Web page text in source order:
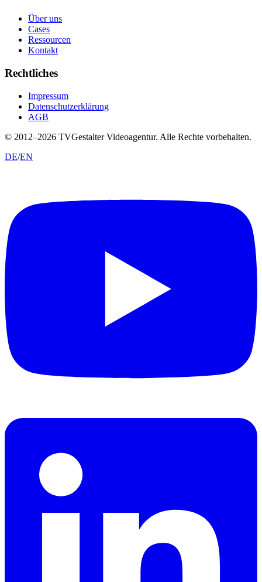
Über uns
Cases
Ressourcen
Kontakt
Rechtliches
Impressum
Datenschutzerklärung
AGB
© 2012–2026 TVGestalter Videoagentur. Alle Rechte vorbehalten.
DE/EN